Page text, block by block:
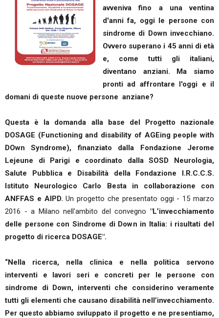
avveniva fino a una ventina
d'anni fa, oggi le persone con
sindrome di Down invecchiano.
Ovvero superano i 45 anni di età
e, come tutti gli italiani,
diventano anziani. Ma siamo
pronti ad affrontare l'oggi e il
domani di queste nuove persone anziane?
Questa è la domanda alla base del Progetto nazionale
DOSAGE (Functioning and disability of AGEing people with
DOwn Syndrome), finanziato dalla Fondazione Jerome
Lejeune di Parigi e coordinato dalla SOSD Neurologia,
Salute Pubblica e Disabilità della Fondazione I.R.C.C.S.
Istituto Neurologico Carlo Besta in collaborazione con
ANFFAS e AIPD. Un progetto che presentato oggi - 15 marzo
2016 - a Milano nell'ambito del convegno "L’invecchiamento
delle persone con Sindrome di Down in Italia: i risultati del
progetto di ricerca DOSAGE".
“Nella ricerca, nella clinica e nella politica servono
interventi e lavori seri e concreti per le persone con
sindrome di Down, interventi che considerino veramente
tutti gli elementi che causano disabilità nell’invecchiamento.
Per questo abbiamo sviluppato il progetto e ne presentiamo,